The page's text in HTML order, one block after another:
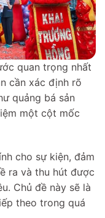
quan trọng nhất
cần xác định rõ
quảng bá sản
một cột mốc
cho sự kiện, đảm
ra và thu hút được
Chủ đề này sẽ là
theo trong quá